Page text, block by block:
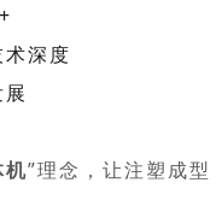
深度
机”理念，让注塑成型